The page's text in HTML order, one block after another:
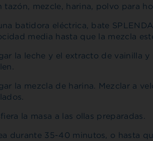
tazón, mezcle, harina, polvo para
batidora eléctrica, bate
media hasta que la mezcla
la leche y el extracto de vainilla
la mezcla de harina. Mezclar a
la masa a las ollas preparadas.
durante 35-40 minutos, o hasta